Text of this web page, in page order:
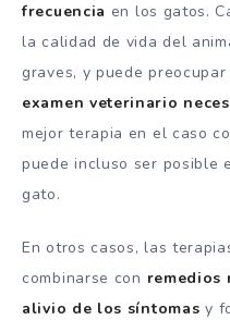
frecuencia en los gatos.
la calidad de vida del
graves, y puede
examen veterinario
mejor terapia en el caso
puede incluso ser posible
gato.
En otros casos, las
combinarse con remedios
alivio de los síntomas y